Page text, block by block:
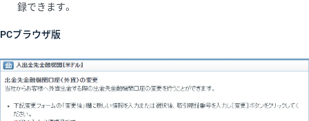
録できます。
PCブラウザ版